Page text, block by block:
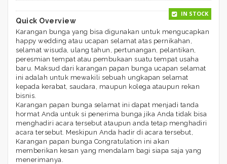
IN STOCK
Quick Overview
Karangan bunga yang bisa digunakan untuk mengucapkan
happy wedding atau ucapan selamat atas pernikahan,
selamat wisuda, ulang tahun, pertunangan, pelantikan,
peresmian tempat atau pembukaan suatu tempat usaha
baru. Maksud dari karangan papan bunga ucapan selamat
ini adalah untuk mewakili sebuah ungkapan selamat
kepada kerabat, saudara, maupun kolega ataupun rekan
bisnis.
Karangan papan bunga selamat ini dapat menjadi tanda
hormat Anda untuk si penerima bunga jika Anda tidak bisa
menghadiri acara tersebut ataupun anda tetap menghadiri
acara tersebut. Meskipun Anda hadir di acara tersebut,
Karangan papan bunga Congratulation ini akan
memberikan kesan yang mendalam bagi siapa saja yang
menerimanya.